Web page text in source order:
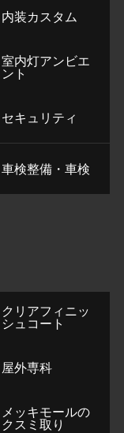
内装カスタム
室内灯アンビエ
ント
セキュリティ
車検整備・車検
クリアフィニッ
シュコート
屋外専科
メッキモールの
クスミ取り